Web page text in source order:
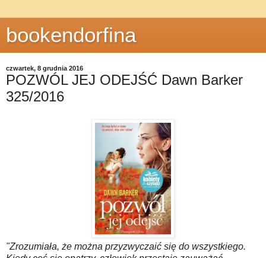
bookendorfina
czwartek, 8 grudnia 2016
POZWÓL JEJ ODEJŚĆ Dawn Barker
325/2016
"Zrozumiała, że można przyzwyczaić się do wszystkiego.